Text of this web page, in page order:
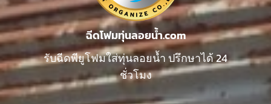
ฉีดโฟมทุ่นลอยน้ำ.com
รับฉีดพียูโฟมใส่ทุ่นลอยน้ำ ปรึกษาได้ 24
ชั่วโมง